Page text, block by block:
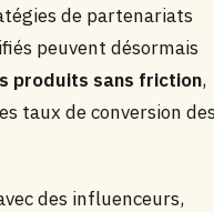
de partenariats
peuvent désormais
produits sans friction,
taux de conversion
des influenceurs,